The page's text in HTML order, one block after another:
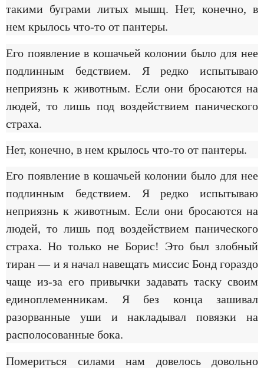
такими буграми литых мышц. Нет, конечно, в
нем крылось что-то от пантеры.
Его появление в кошачьей колонии было для нее
подлинным бедствием. Я редко испытываю
неприязнь к животным. Если они бросаются на
людей, то лишь под воздействием панического
страха.
Нет, конечно, в нем крылось что-то от пантеры.
Его появление в кошачьей колонии было для нее
подлинным бедствием. Я редко испытываю
неприязнь к животным. Если они бросаются на
людей, то лишь под воздействием панического
страха. Но только не Борис! Это был злобный
тиран — и я начал навещать миссис Бонд гораздо
чаще из-за его привычки задавать таску своим
единоплеменникам. Я без конца зашивал
разорванные уши и накладывал повязки на
располосованные бока.
Помериться силами нам довелось довольно